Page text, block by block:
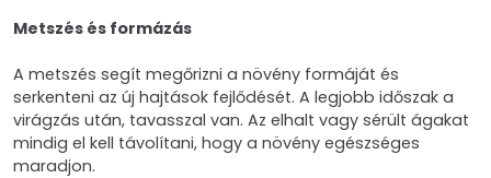
Metszés és formázás
A metszés segít megőrizni a növény formáját és
serkenteni az új hajtások fejlődését. A legjobb időszak a
virágzás után, tavasszal van. Az elhalt vagy sérült ágakat
mindig el kell távolítani, hogy a növény egészséges
maradjon.